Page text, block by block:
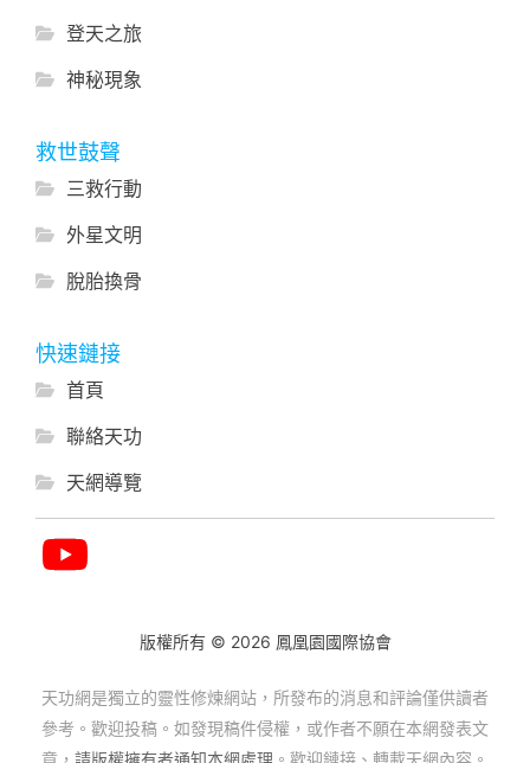
登天之旅
神秘現象
救世鼓聲
三救行動
外星文明
脫胎換骨
快速鏈接
首頁
聯絡天功
天網導覽
版權所有 © 2026 鳳凰園國際協會
天功網是獨立的靈性修煉網站，所發布的消息和評論僅供讀者
參考。歡迎投稿。如發現稿件侵權，或作者不願在本網發表文
章， 請版權擁有者通知本網處理 。歡迎鏈接、轉載天網內容。